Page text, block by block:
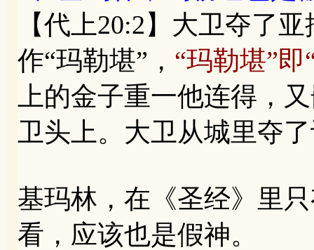
【代上20:2】大卫夺了
作“玛勒堪”， “玛勒堪”
上的金子重一他连得，
卫头上。大卫从城里夺
基玛林，在《圣经》里
看，应该也是假神。